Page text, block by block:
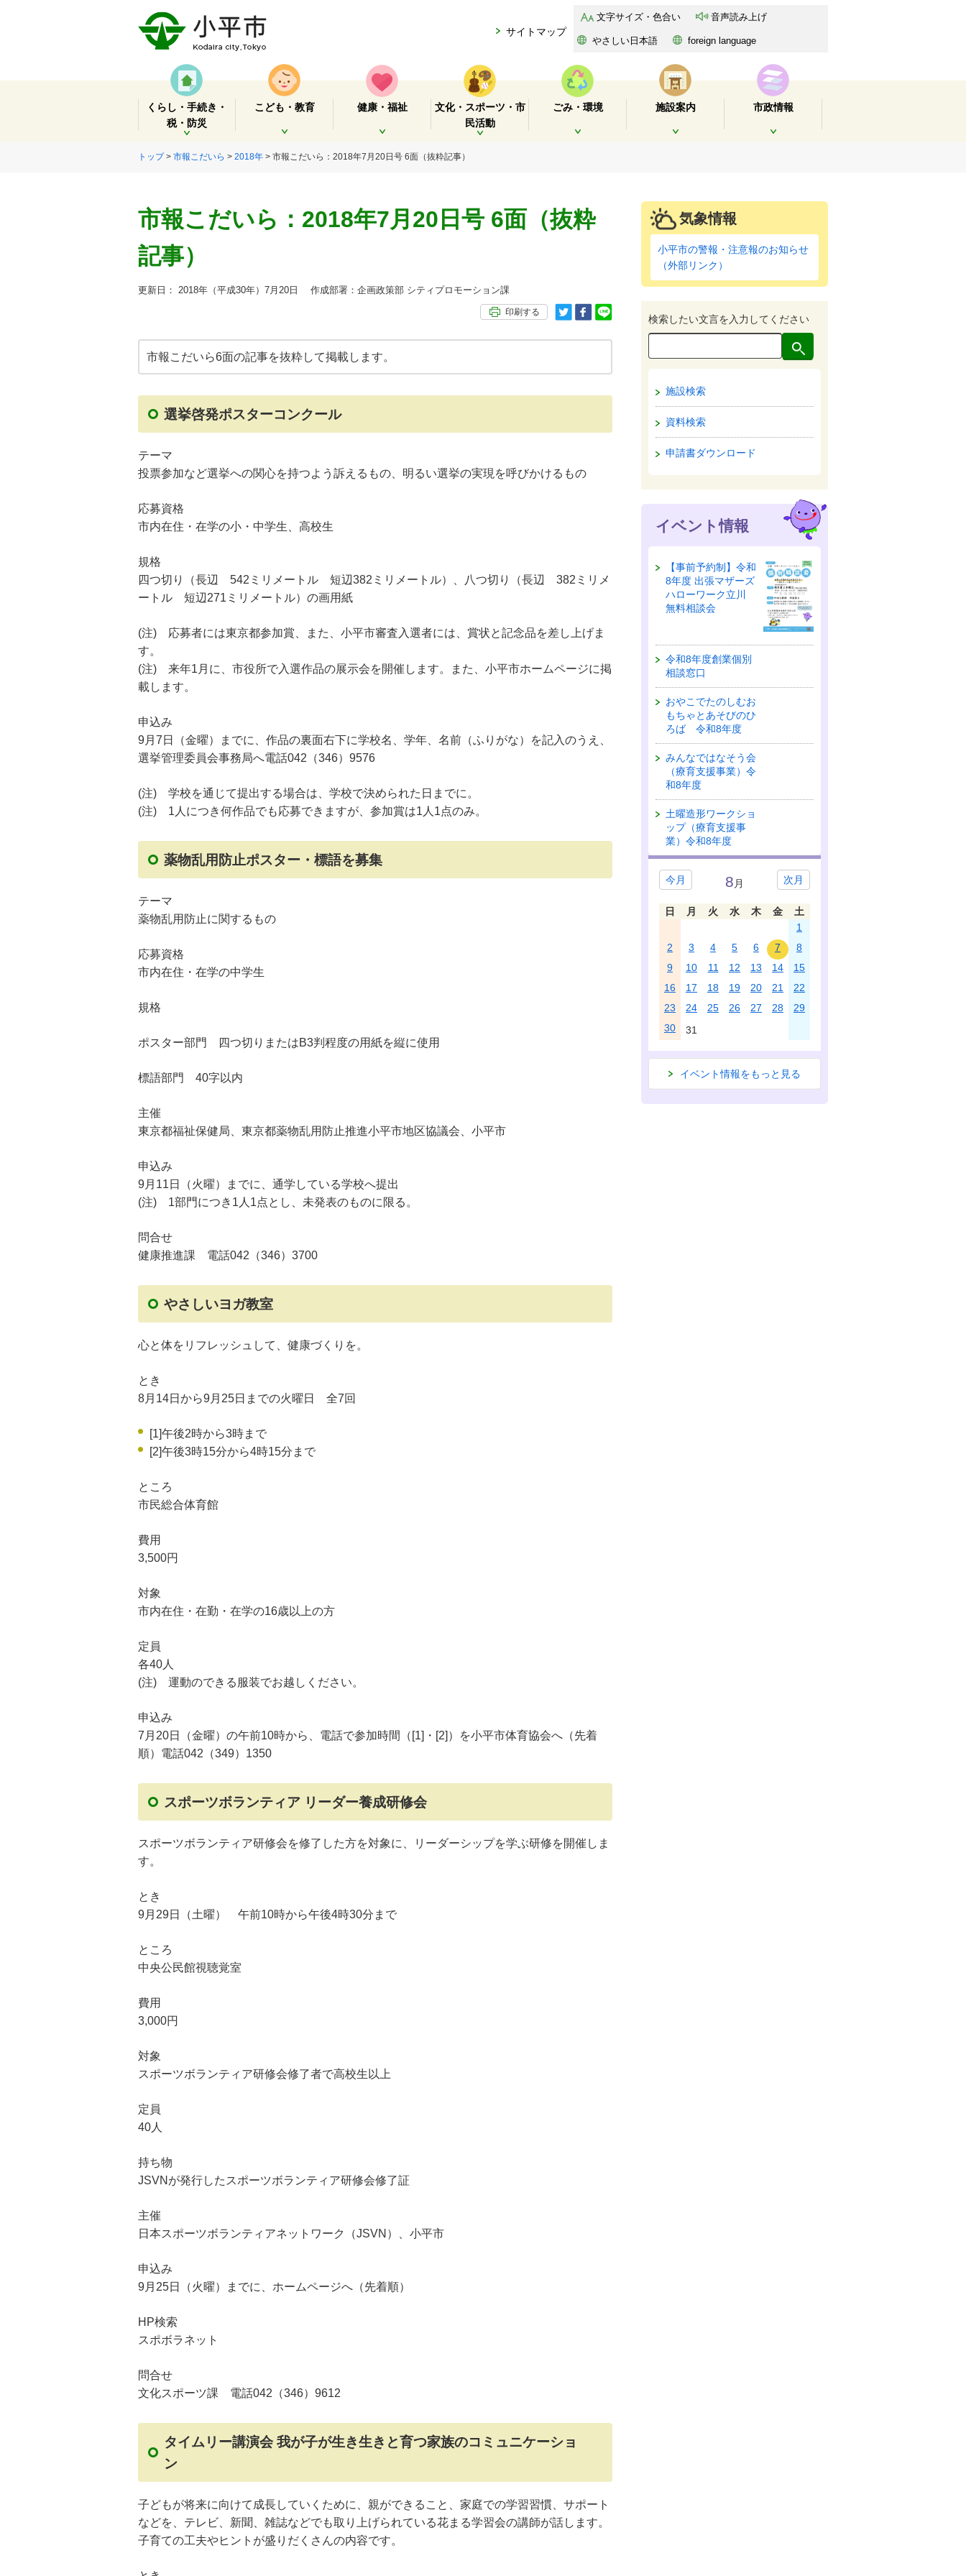
サイトマップ
文字サイズ・色合い 音声読み上げ
やさしい日本語 foreign language
くらし・手続き・
税・防災
開く
こども・教育
開く
健康・福祉
開く
文化・スポーツ・市
民活動
ごみ・環境 施設案内 市政情報
トップ> 市報こだいら > 2018年 > 市報こだいら：2018年7月20日号 6面（抜粋記事）
市報こだいら：2018年7月20日号 6面（抜粋
記事）
更新日： 2018年（平成30年）7月20日 作成部署：企画政策部 シティプロモーション課
印刷する
市報こだいら6面の記事を抜粋して掲載します。
選挙啓発ポスターコンクール
テーマ
投票参加など選挙への関心を持つよう訴えるもの、明るい選挙の実現を呼びかけるもの
応募資格
市内在住・在学の小・中学生、高校生
規格
四つ切り（長辺 542ミリメートル 短辺382ミリメートル）、八つ切り（長辺 382ミリメ
ートル 短辺271ミリメートル）の画用紙
(注) 応募者には東京都参加賞、また、小平市審査入選者には、賞状と記念品を差し上げま
す。
(注) 来年1月に、市役所で入選作品の展示会を開催します。また、小平市ホームページに掲
載します。
申込み
9月7日（金曜）までに、作品の裏面右下に学校名、学年、名前（ふりがな）を記入のうえ、
選挙管理委員会事務局へ電話042（346）9576
(注) 学校を通じて提出する場合は、学校で決められた日までに。
(注) 1人につき何作品でも応募できますが、参加賞は1人1点のみ。
薬物乱用防止ポスター・標語を募集
テーマ
薬物乱用防止に関するもの
応募資格
市内在住・在学の中学生
規格
ポスター部門 四つ切りまたはB3判程度の用紙を縦に使用
標語部門 40字以内
主催
東京都福祉保健局、東京都薬物乱用防止推進小平市地区協議会、小平市
申込み
9月11日（火曜）までに、通学している学校へ提出
(注) 1部門につき1人1点とし、未発表のものに限る。
問合せ
健康推進課 電話042（346）3700
やさしいヨガ教室
心と体をリフレッシュして、健康づくりを。
とき
8月14日から9月25日までの火曜日 全7回
[1]午後2時から3時まで
[2]午後3時15分から4時15分まで
ところ
市民総合体育館
費用
3,500円
対象
市内在住・在勤・在学の16歳以上の方
定員
各40人
(注) 運動のできる服装でお越しください。
申込み
7月20日（金曜）の午前10時から、電話で参加時間（[1]・[2]）を小平市体育協会へ（先着
順）電話042（349）1350
スポーツボランティア リーダー養成研修会
スポーツボランティア研修会を修了した方を対象に、リーダーシップを学ぶ研修を開催しま
す。
とき
9月29日（土曜） 午前10時から午後4時30分まで
ところ
中央公民館視聴覚室
費用
3,000円
対象
スポーツボランティア研修会修了者で高校生以上
定員
40人
持ち物
JSVNが発行したスポーツボランティア研修会修了証
主催
日本スポーツボランティアネットワーク（JSVN）、小平市
申込み
9月25日（火曜）までに、ホームページへ（先着順）
HP検索
スポボラネット
問合せ
文化スポーツ課 電話042（346）9612
タイムリー講演会 我が子が生き生きと育つ家族のコミュニケーショ
ン
子どもが将来に向けて成長していくために、親ができること、家庭での学習習慣、サポート
などを、テレビ、新聞、雑誌などでも取り上げられている花まる学習会の講師が話します。
子育ての工夫やヒントが盛りだくさんの内容です。
気象情報
小平市の警報・注意報のお知らせ
（外部リンク）
検索したい文言を入力してください
施設検索
資料検索
申請書ダウンロード
イベント情報
【事前予約制】令和
8年度 出張マザーズ
ハローワーク立川
無料相談会
令和8年度創業個別
相談窓口
おやこでたのしむお
もちゃとあそびのひ
ろば 令和8年度
みんなではなそう会
（療育支援事業）令
和8年度
土曜造形ワークショ
ップ（療育支援事
業）令和8年度
今月 次月
8 月
日 月 火 水 木 金
土
1
2
3 4 5 6 7
8
9
10 11 12 13 14
15
16
17 18 19 20 21
22
23
24 25 26 27 28
29
30
31
イベント情報をもっと見る